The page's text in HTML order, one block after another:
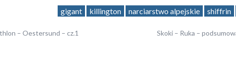
gigant killington narciarstwo alpejskie shiffrin
– Oestersund – cz.1 Skoki – Ruka –
strony
internetowej.